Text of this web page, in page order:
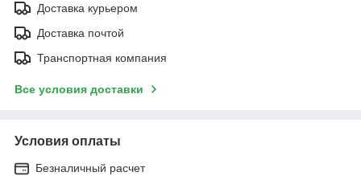
Доставка курьером
Доставка почтой
Транспортная компания
Все условия доставки
Условия оплаты
Безналичный расчет